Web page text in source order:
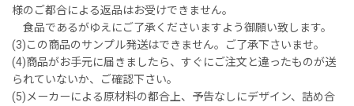
様のご都合による返品はお受けできません。
食品であるがゆえにご了承くださいますよう御願い致します。
(3)この商品のサンプル発送はできません。ご了承下さいませ。
(4)商品がお手元に届きましたら、すぐにご注文と違ったものが送
られていないか、ご確認下さい。
(5)メーカーによる原材料の都合上、予告なしにデザイン、詰め合